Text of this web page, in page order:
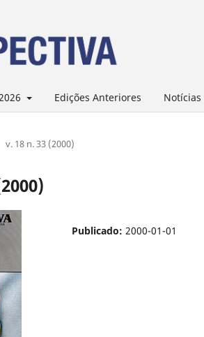
Edições Anteriores Notícias
v. 18 n. 33 (2000)
Publicado: 2000-01-01